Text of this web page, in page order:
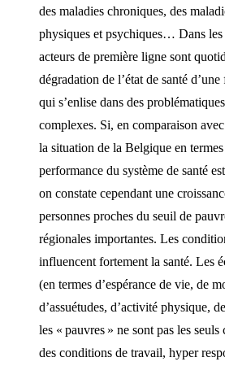
des maladies chroniques, des
physiques et psychiques… Dans les
acteurs de première ligne sont
dégradation de l’état de santé
qui s’enlise dans des
complexes. Si, en comparaison
la situation de la Belgique en
performance du système de santé
on constate cependant une
personnes proches du seuil de
régionales importantes. Les
influencent fortement la santé. Les
(en termes d’espérance de vie, de
d’assuétudes, d’activité physique,
les « pauvres » ne sont pas les
des conditions de travail, hyper